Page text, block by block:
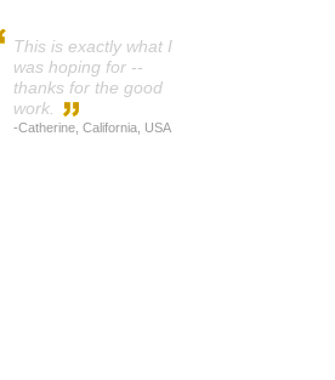
This is exactly what I
was hoping for --
thanks for the good
work.
-Catherine, California, USA